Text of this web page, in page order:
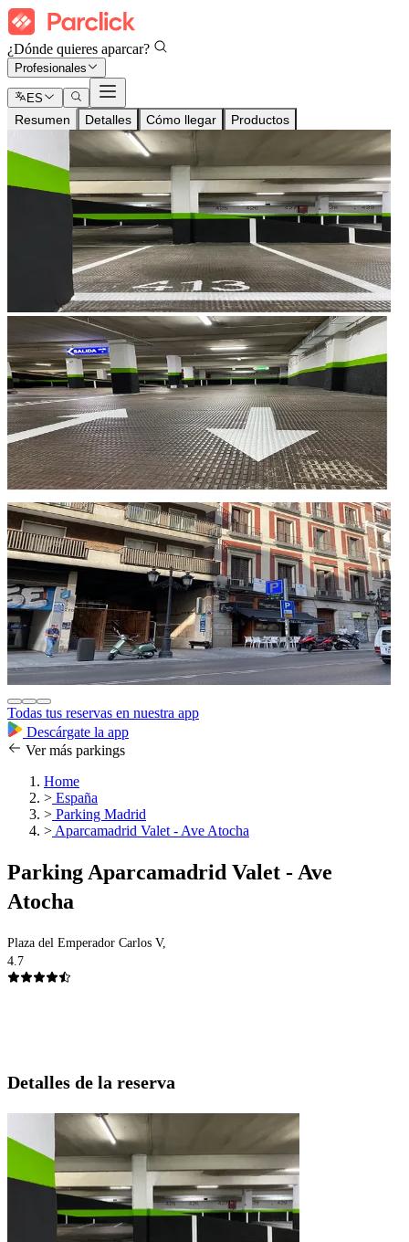
¿Dónde quieres aparcar?
Profesionales
ES
Resumen Detalles Cómo llegar Productos
Todas tus reservas en nuestra app
Descárgate la app
Ver más parkings
Home
> España
> Parking Madrid
> Aparcamadrid Valet - Ave Atocha
Parking Aparcamadrid Valet - Ave
Atocha
Plaza del Emperador Carlos V,
4.7
Detalles de la reserva